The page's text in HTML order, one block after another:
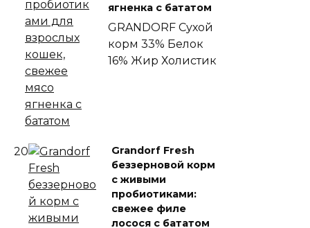
ягненка с бататом
GRANDORF Сухой
корм 33% Белок
16% Жир Холистик
20
Grandorf Fresh
беззерновой корм
с живыми
пробиотиками:
свежее филе
лосося с бататом